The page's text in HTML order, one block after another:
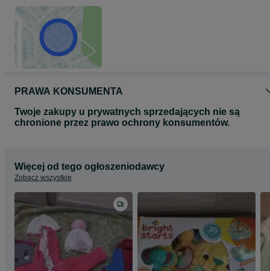
PRAWA KONSUMENTA
Twoje zakupy u prywatnych sprzedających nie są
chronione przez prawo ochrony konsumentów.
Więcej od tego ogłoszeniodawcy
Zobacz wszystkie